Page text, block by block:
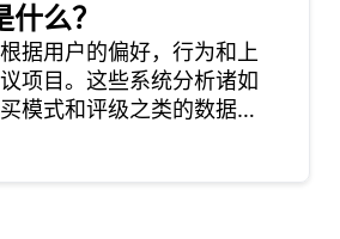
总结和问答等任
务非常有效。它
是仅解码器模
么？
据用户的偏好，行为和上
项目。这些系统分析诸如
模式和评级之类的数据，
可能会感兴趣或有用。 常